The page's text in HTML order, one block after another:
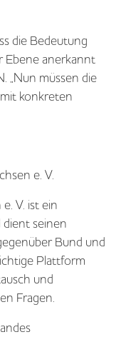
die Bedeutung
Ebene anerkannt
„Nun müssen die
konkreten
e. V.
V. ist ein
seinen
Bund und
Plattform
und
Fragen.